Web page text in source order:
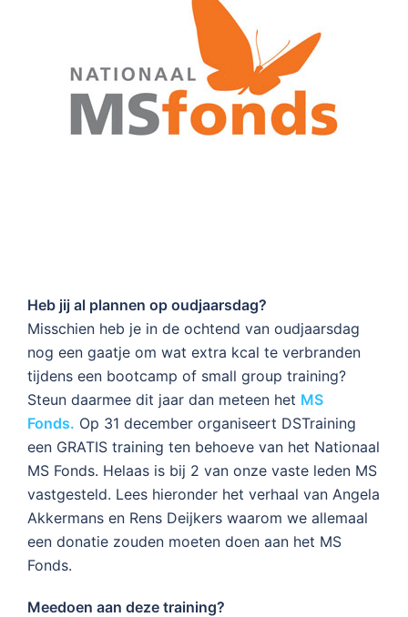
Heb jij al plannen op oudjaarsdag?
Misschien heb je in de ochtend van oudjaarsdag
nog een gaatje om wat extra kcal te verbranden
tijdens een bootcamp of small group training?
Steun daarmee dit jaar dan meteen het MS
Fonds. Op 31 december organiseert DSTraining
een GRATIS training ten behoeve van het Nationaal
MS Fonds. Helaas is bij 2 van onze vaste leden MS
vastgesteld. Lees hieronder het verhaal van Angela
Akkermans en Rens Deijkers waarom we allemaal
een donatie zouden moeten doen aan het MS
Fonds.
Meedoen aan deze training?